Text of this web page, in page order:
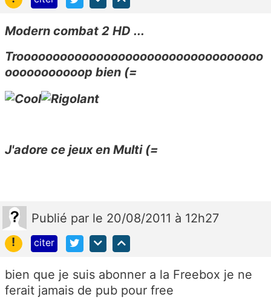
Modern combat 2 HD ...
Troooooooooooooooooooooooooooooooooo
ooooooooooop bien (=
J'adore ce jeux en Multi (=
Publié par le 20/08/2011 à 12h27
!
citer
bien que je suis abonner a la Freebox je ne
ferait jamais de pub pour free